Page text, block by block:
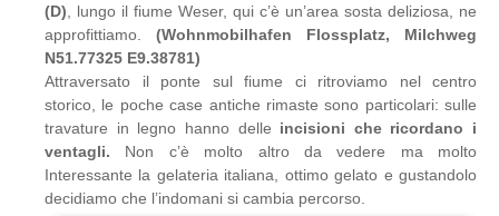
(D) , lungo il fiume Weser, qui c’è un’area sosta deliziosa, ne
approfittiamo.
(Wohnmobilhafen Flossplatz, Milchweg
N51.77325 E9.38781)
Attraversato il ponte sul fiume ci ritroviamo nel centro
storico, le poche case antiche rimaste sono particolari: sulle
travature in legno hanno delle incisioni che ricordano i
ventagli. Non c’è molto altro da vedere ma molto
Interessante la gelateria italiana, ottimo gelato e gustandolo
decidiamo che l’indomani si cambia percorso.